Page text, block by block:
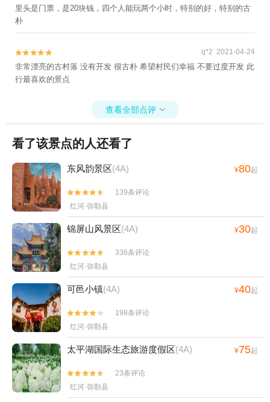
里头是门票，是20块钱，四个人能玩两个小时，特别的好，特别的古
朴

 q*2 2021-04-24
非常漂亮的古村落 没有开发 很古朴 希望村民们幸福 不要过度开发 此
行最喜欢的景点
查看全部点评 
看了该景点的人还看了
东风韵景区(4A) ¥80起


139条评论
红河·弥勒县
锦屏山风景区(4A) ¥30起


336条评论
红河·弥勒县
可邑小镇(4A) ¥40起


198条评论
红河·弥勒县
太平湖国际生态旅游度假区(4A) ¥75起


23条评论
红河·弥勒县